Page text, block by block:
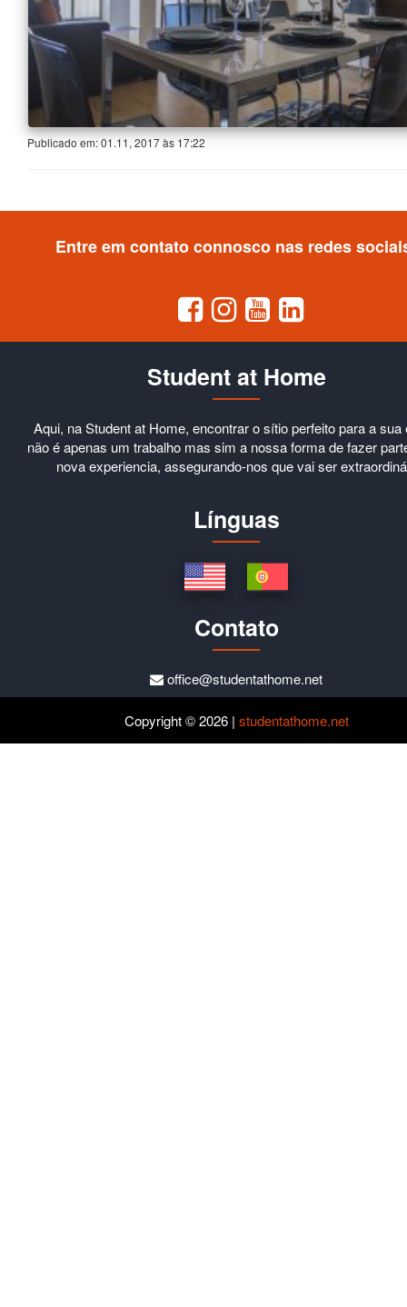
Publicado em:01.11, 2017às 17:22
Entre em contato connosco nas redes
Student at Home
Aqui, na Student at Home, encontrar o sítio perfeito para a sua
não é apenas um trabalho mas sim a nossa forma de fazer
nova experiencia, assegurando-nos que vai ser
Línguas
Contato
office@studentathome.net
Copyright © 2026 | studentathome.net